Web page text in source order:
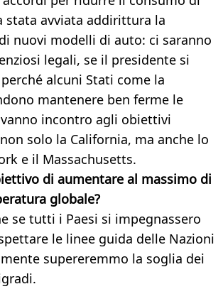
stata avviata addirittura la
nuovi modelli di auto: ci saranno
legali, se il presidente si
alcuni Stati come la
mantenere ben ferme le
incontro agli obiettivi
non solo la California, ma anche lo
e il Massachusetts.
di aumentare al massimo di
globale?
se tutti i Paesi si impegnassero
le linee guida delle Nazioni
supereremmo la soglia dei